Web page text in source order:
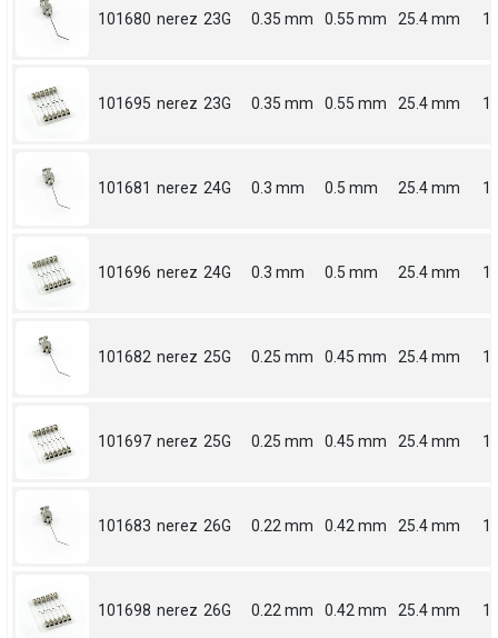
101680 nerez 23G 0.35 mm 0.55 mm 25.4 mm 1
101695 nerez 23G 0.35 mm 0.55 mm 25.4 mm 1
101681 nerez 24G 0.3 mm 0.5 mm 25.4 mm 1
101696 nerez 24G 0.3 mm 0.5 mm 25.4 mm 1
101682 nerez 25G 0.25 mm 0.45 mm 25.4 mm 1
101697 nerez 25G 0.25 mm 0.45 mm 25.4 mm 1
101683 nerez 26G 0.22 mm 0.42 mm 25.4 mm 1
101698 nerez 26G 0.22 mm 0.42 mm 25.4 mm 1